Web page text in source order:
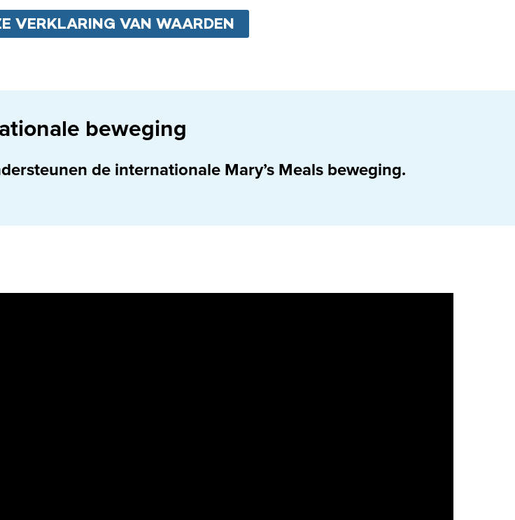
VERKLARING VAN WAARDEN
beweging
de internationale Mary’s Meals beweging.